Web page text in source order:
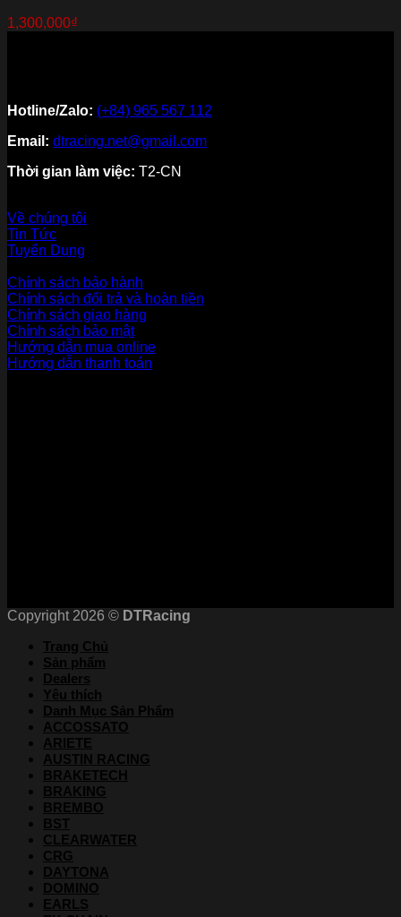
1,300,000₫
Hotline/Zalo: (+84) 965 567 112
Email: dtracing.net@gmail.com
Thời gian làm việc: T2-CN
Về chúng tôi
Tin Tức
Tuyển Dụng
Chính sách bảo hành
Chính sách đổi trả và hoàn tiền
Chính sách giao hàng
Chính sách bảo mật
Hướng dẫn mua online
Hướng dẫn thanh toán
Copyright 2026 © DTRacing
Trang Chủ
Sản phẩm
Dealers
Yêu thích
Danh Mục Sản Phẩm
ACCOSSATO
ARIETE
AUSTIN RACING
BRAKETECH
BRAKING
BREMBO
BST
CLEARWATER
CRG
DAYTONA
DOMINO
EARLS